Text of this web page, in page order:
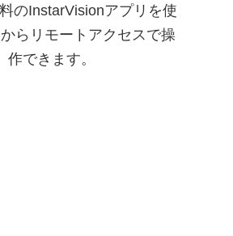
のInstarVisionアプリを使
らリモートアクセスで操
作できます。